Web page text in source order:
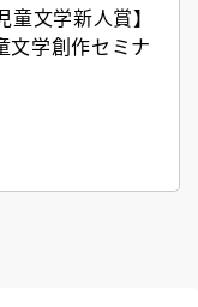
文学新人賞】
文学創作セミナ